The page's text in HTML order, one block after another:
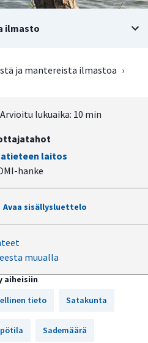
ilmasto
ja mantereista ilmastoa ›
Arvioitu lukuaika: 10 min
laitos
hanke
Avaa sisällysluettelo
Karvian ylämaille
ja kuivuutta
vaihtelevat
muualla
aiheisiin
tieto
Satakunta
Sademäärä